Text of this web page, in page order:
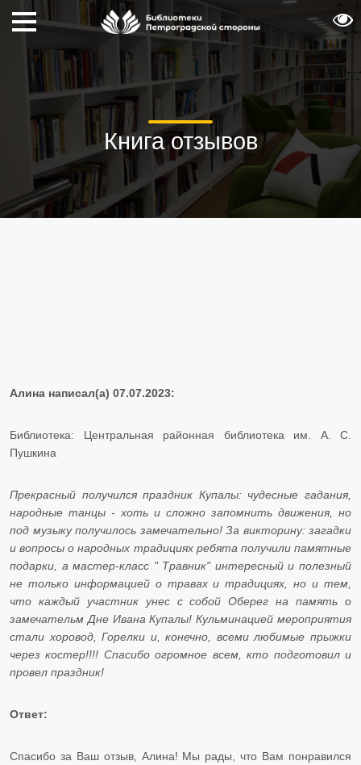
Книга отзывов
Алина написал(а) 07.07.2023:
Библиотека: Центральная районная библиотека им. А. С.
Пушкина
​​​​​​​Прекрасный получился праздник Купалы: чудесные гадания,
народные танцы - хоть и сложно запомнить движения, но
под музыку получилось замечательно! За викторину: загадки
и вопросы о народных традициях ребята получили памятные
подарки, а мастер-класс " Травник" интересный и полезный
не только информацией о травах и традициях, но и тем,
что каждый участник унес с собой Оберег на память о
замечательм Дне Ивана Купалы! Кульминацией мероприятия
стали хоровод, Горелки и, конечно, всеми любимые прыжки
через костер!!!! Спасибо огромное всем, кто подготовил и
провел праздник!
Ответ:
Спасибо за Ваш отзыв, Алина! Мы рады, что Вам понравился